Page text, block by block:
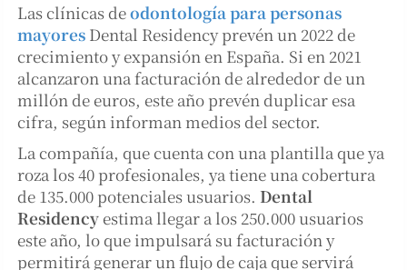
Las clínicas deodontología para personas
mayores Dental Residency prevén un 2022 de
crecimiento y expansión en España. Si en 2021
alcanzaron una facturación de alrededor de un
millón de euros, este año prevén duplicar esa
cifra, según informan medios del sector.
La compañía, que cuenta con una plantilla que ya
roza los 40 profesionales, ya tiene una cobertura
de 135.000 potenciales usuarios. Dental
Residencyestima llegar a los 250.000 usuarios
este año, lo que impulsará su facturación y
permitirá generar un flujo de caja que servirá